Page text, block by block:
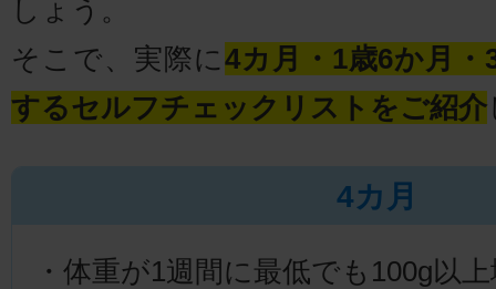
しょう。
そこで、実際に4カ月・1歳6か月
するセルフチェックリストをご紹介
4カ月
・体重が1週間に最低でも100g以